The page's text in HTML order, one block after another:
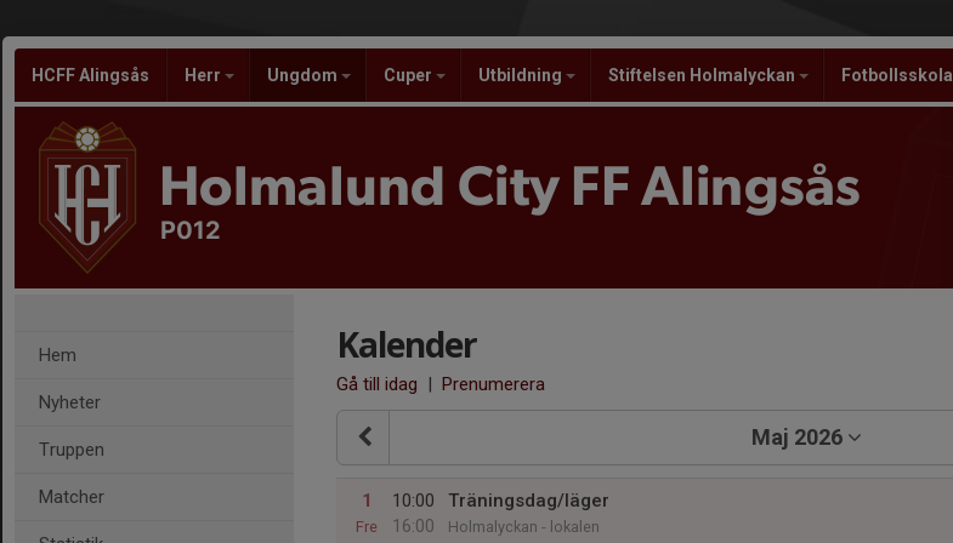
HCFF Alingsås Herr Ungdom Cuper Utbildning Stiftelsen Holmalyckan Fotbollsskola
Holmalund City FF Alingsås
P012
Hem
Nyheter
Truppen
Matcher
Kalender
Gå till idag | Prenumerera
Maj 2026
1
Fre
10:00
16:00
Träningsdag/läger
Holmalyckan - lokalen